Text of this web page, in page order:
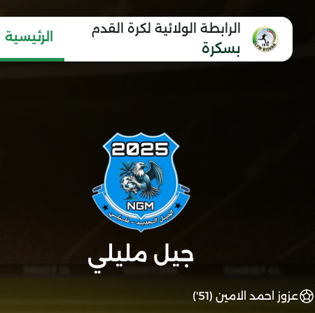
الرابطة الولائية لكرة القدم
بسكرة
الرئيسية
جيل مليلي
عزوز احمد الامين (51')